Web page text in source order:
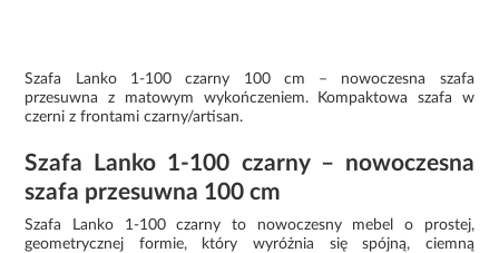
Szafa Lanko 1-100 czarny 100 cm – nowoczesna szafa
przesuwna z matowym wykończeniem. Kompaktowa szafa w
czerni z frontami czarny/artisan.
Szafa Lanko 1-100 czarny – nowoczesna
szafa przesuwna 100 cm
Szafa Lanko 1-100 czarny to nowoczesny mebel o prostej,
geometrycznej formie, który wyróżnia się spójną, ciemną